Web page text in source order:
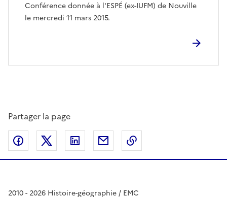
Conférence donnée à l'ESPÉ (ex-IUFM) de Nouville
le mercredi 11 mars 2015.
Partager la page
Partager sur Facebook
Partager sur Twitter
Partager sur LinkedIn
Partager par email
2010 - 2026 Histoire-géographie / EMC